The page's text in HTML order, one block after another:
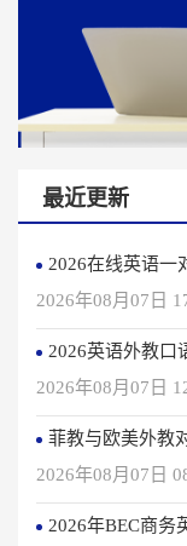
最近更新
2026在线英语一
2026年08月07日
2026英语外教口语
2026年08月07日
菲教与欧美外教
2026年08月07日
2026年BEC商务